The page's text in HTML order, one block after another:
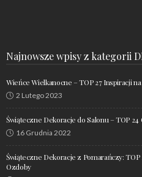
Najnowsze wpisy z kategorii
Wieńce Wielkanocne – TOP 27 Inspiracji
2 Lutego 2023
Świąteczne Dekoracje do Salonu – TOP
16 Grudnia 2022
Świąteczne Dekoracje z Pomarańczy: TOP
Ozdoby